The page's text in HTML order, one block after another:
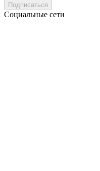
Подписаться
Социальные сети